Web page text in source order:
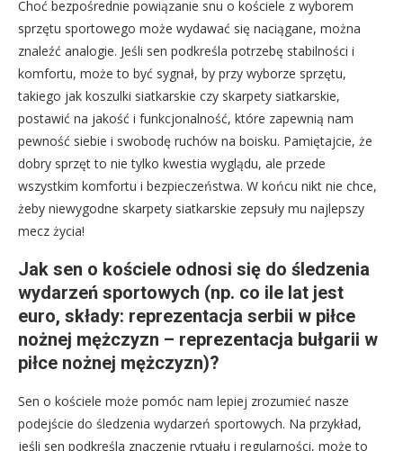
Choć bezpośrednie powiązanie snu o kościele z wyborem
sprzętu sportowego może wydawać się naciągane, można
znaleźć analogie. Jeśli sen podkreśla potrzebę stabilności i
komfortu, może to być sygnał, by przy wyborze sprzętu,
takiego jak koszulki siatkarskie czy skarpety siatkarskie,
postawić na jakość i funkcjonalność, które zapewnią nam
pewność siebie i swobodę ruchów na boisku. Pamiętajcie, że
dobry sprzęt to nie tylko kwestia wyglądu, ale przede
wszystkim komfortu i bezpieczeństwa. W końcu nikt nie chce,
żeby niewygodne skarpety siatkarskie zepsuły mu najlepszy
mecz życia!
Jak sen o kościele odnosi się do śledzenia
wydarzeń sportowych (np. co ile lat jest
euro, składy: reprezentacja serbii w piłce
nożnej mężczyzn – reprezentacja bułgarii w
piłce nożnej mężczyzn)?
Sen o kościele może pomóc nam lepiej zrozumieć nasze
podejście do śledzenia wydarzeń sportowych. Na przykład,
jeśli sen podkreśla znaczenie rytuału i regularności, może to